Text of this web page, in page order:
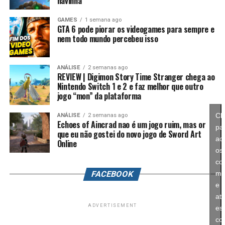
espaço para expandir esse universo com uma campanha
mais ambiciosa e cheia de conteúdo. Caso a recepção dos
jogadores seja positiva, é bem possível que a Nintendo
continue investindo nesse formato e transforme o modo
história em um dos pilares da série daqui para frente.
No fim das contas, fica a sensação de que Splatoon
Raiders funciona como um grande laboratório para o
futuro da franquia. A Nintendo parece estar testando
novas mecânicas, um mundo mais aberto, sistemas de
progressão e uma campanha muito mais ambiciosa para
entender como os jogadores vão reagir. Se a recepção
for positiva, é bem possível que muitas dessas ideias
GAMES 1 semana ago
GTA 6 pode piorar os videogames para sempre e
nem todo mundo percebeu isso
ANÁLISE 2 semanas ago
REVIEW | Digimon Story Time Stranger chega ao
Nintendo Switch 1 e 2 e faz melhor que outro
jogo “mon” da plataforma
ANÁLISE 2 semanas ago
Echoes of Aincrad nao é um jogo ruim, mas or
que eu não gostei do novo jogo de Sword Art
Online
FACEBOOK
os
e
ADVERTISEMENT